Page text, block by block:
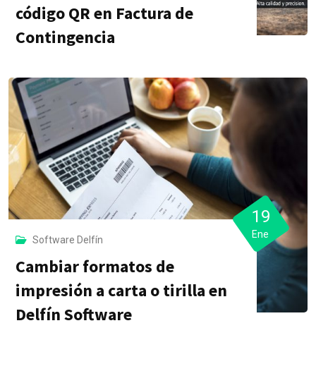
código QR en Factura de
Contingencia
Software Delfín
Cambiar formatos de
impresión a carta o tirilla en
Delfín Software
19
Ene